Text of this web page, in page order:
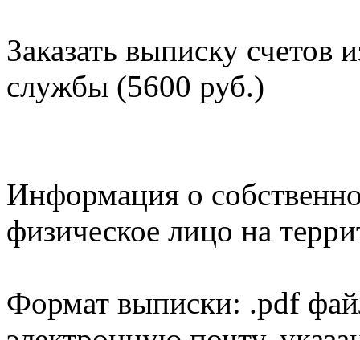
Заказать выписку счетов
службы (5600 руб.)
Информация о
физическое лицо на
Формат выписки: .pdf